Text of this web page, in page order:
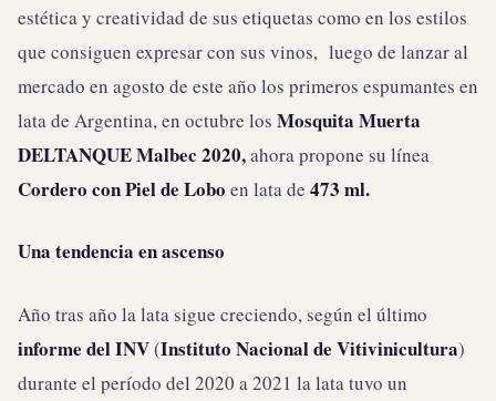
estética y creatividad de sus etiquetas como en los estilos
que consiguen expresar con sus vinos, luego de lanzar al
mercado en agosto de este año los primeros espumantes en
lata de Argentina, en octubre los Mosquita Muerta
DELTANQUE Malbec 2020,ahora propone su línea
Cordero con Piel de Lobo en lata de 473 ml.
Una tendencia en ascenso
Año tras año la lata sigue creciendo, según el último
informe del INV(Instituto Nacional de Vitivinicultura)
durante el período del 2020 a 2021 la lata tuvo un